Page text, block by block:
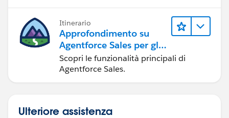
Itinerario
Approfondimento su
Agentforce Sales per gli
amministratori
Scopri le funzionalità principali di
Agentforce Sales.
Ulteriore assistenza